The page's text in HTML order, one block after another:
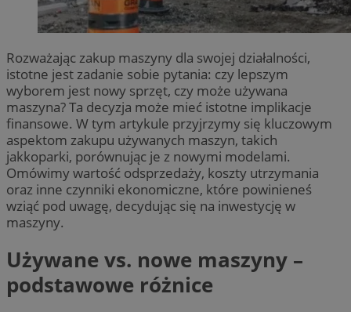
Rozważając zakup maszyny dla swojej działalności,
istotne jest zadanie sobie pytania: czy lepszym
wyborem jest nowy sprzęt, czy może używana
maszyna? Ta decyzja może mieć istotne implikacje
finansowe. W tym artykule przyjrzymy się kluczowym
aspektom zakupu używanych maszyn, takich
jakkoparki, porównując je z nowymi modelami.
Omówimy wartość odsprzedaży, koszty utrzymania
oraz inne czynniki ekonomiczne, które powinieneś
wziąć pod uwagę, decydując się na inwestycję w
maszyny.
Używane vs. nowe maszyny –
podstawowe różnice